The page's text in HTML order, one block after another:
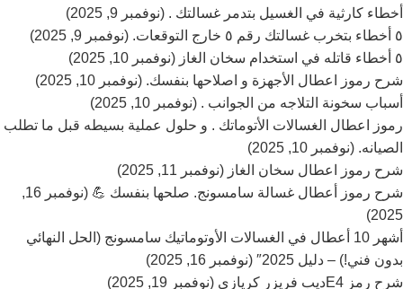
أخطاء كارثية في الغسيل بتدمر غسالتك . (نوفمبر 9, 2025)
٥ أخطاء بتخرب غسالتك رقم ٥ خارج التوقعات. (نوفمبر 9, 2025)
٥ أخطاء قاتله في استخدام سخان الغاز (نوفمبر 10, 2025)
شرح رموز اعطال الأجهزة و اصلاحها بنفسك. (نوفمبر 10, 2025)
أسباب سخونة التلاجه من الجوانب . (نوفمبر 10, 2025)
رموز اعطال الغسالات الأتوماتك . و حلول عملية بسيطه قبل ما تطلب
الصيانه. (نوفمبر 10, 2025)
شرح رموز اعطال سخان الغاز (نوفمبر 11, 2025)
شرح رموز أعطال غسالة سامسونج. صلحها بنفسك 💪 (نوفمبر 16,
2025)
أشهر 10 أعطال في الغسالات الأوتوماتيك سامسونج (الحل النهائي
بدون فني!) – دليل 2025″ (نوفمبر 16, 2025)
شرح رمز E4ديب فريزر كريازي (نوفمبر 19, 2025)